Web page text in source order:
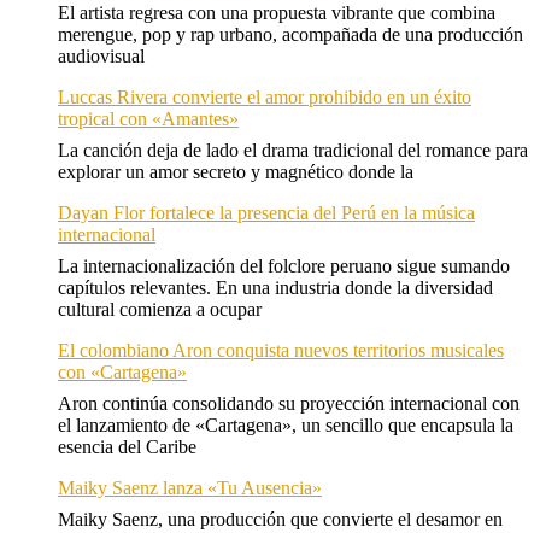
El artista regresa con una propuesta vibrante que combina
merengue, pop y rap urbano, acompañada de una producción
audiovisual
Luccas Rivera convierte el amor prohibido en un éxito
tropical con «Amantes»
La canción deja de lado el drama tradicional del romance para
explorar un amor secreto y magnético donde la
Dayan Flor fortalece la presencia del Perú en la música
internacional
La internacionalización del folclore peruano sigue sumando
capítulos relevantes. En una industria donde la diversidad
cultural comienza a ocupar
El colombiano Aron conquista nuevos territorios musicales
con «Cartagena»
Aron continúa consolidando su proyección internacional con
el lanzamiento de «Cartagena», un sencillo que encapsula la
esencia del Caribe
Maiky Saenz lanza «Tu Ausencia»
Maiky Saenz, una producción que convierte el desamor en